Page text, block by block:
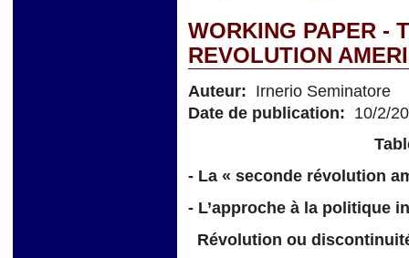
WORKING PAPER -
REVOLUTION
Auteur: Irnerio Seminatore
Date de publication: 10/2/
- La « seconde révolution
- L’approche à la politique
Révolution ou